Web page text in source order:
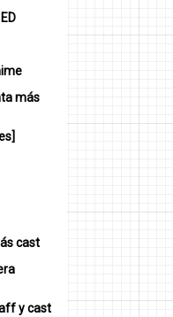
más
cast
y cast